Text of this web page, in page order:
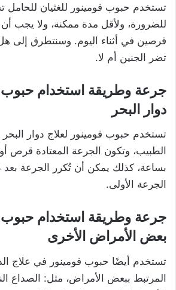
تستخدم حبوب فومينور للغثيان
للضرورة، ولأقل مدة ممكنة، ولا يجب أن
قرصين في أثناء اليوم. وسنتطرق إلى
تضر الجنين أم لا.
جرعة وطريقة استخدام حبوب
دوار البحر
تستخدم حبوب فومينور لعلاج دوار
الطبيب، وتكون الجرعة المعتادة قرص
الجرعة الأولى.
جرعة وطريقة استخدام حبوب
بعض الأمراض الأخرى
تستخدم أيضًا حبوب فومينور في علاج
المرتبط ببعض الأمراض، مثل: الصداع